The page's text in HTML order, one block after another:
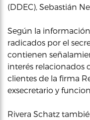
(DDEC), Sebastián
Según la
radicados por el
contienen
interés relacionados
clientes de la firma
exsecretario y
Rivera Schatz